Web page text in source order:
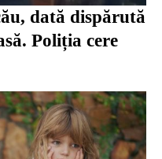
dată dispărută
Poliția cere